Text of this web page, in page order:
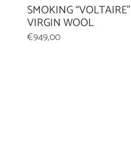
SMOKING “VOLTAIRE”
VIRGIN WOOL
€949,00